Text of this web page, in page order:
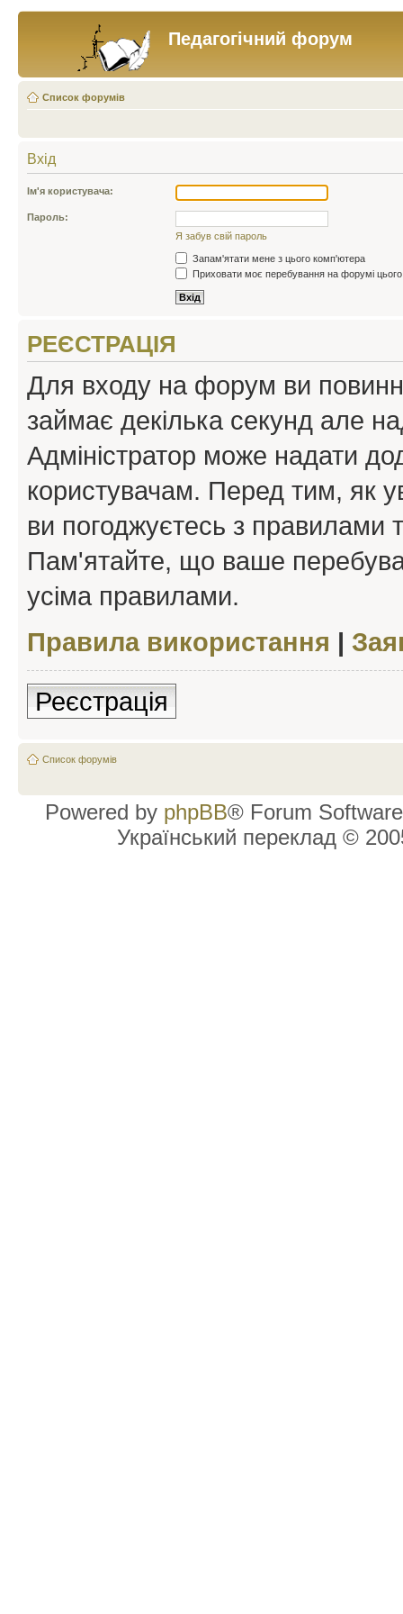
Педагогічний форум
Список форумів
Вхід
Ім'я користувача:
Пароль:
Я забув свій пароль
Запам'ятати мене з цього комп'ютера
Приховати моє перебування на форумі
РЕЄСТРАЦІЯ
Для входу на форум ви
займає декілька секунд але
Адміністратор може надати
користувачам. Перед тим, як
ви погоджуєтесь з правилами
Пам'ятайте, що ваше
усіма правилами.
Правила використання |
Реєстрація
Список форумів
Powered by phpBB® Forum
Український переклад ©